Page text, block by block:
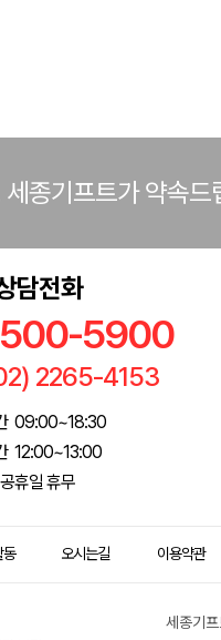
종기프트가 약속드
담전화
5900
2265-4153
09:00~18:30
12:00~13:00
휴일 휴무
동 오시는길 이용약관
세종기